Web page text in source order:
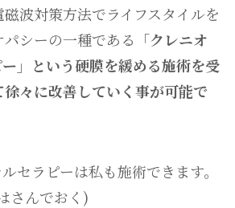
波対策方法でライフスタイルを
シーの一種である「クレニオ
」という硬膜を緩める施術を受
々に改善していく事が可能で
セラピーは私も施術できます。
さんでおく)